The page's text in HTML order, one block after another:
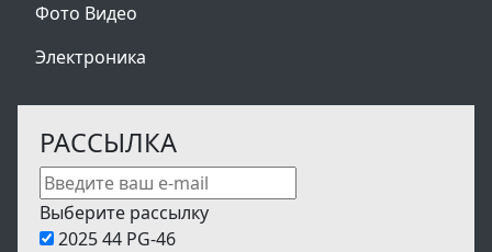
Фото Видео
Электроника
РАССЫЛКА
Выберите рассылку
2025 44 PG-46